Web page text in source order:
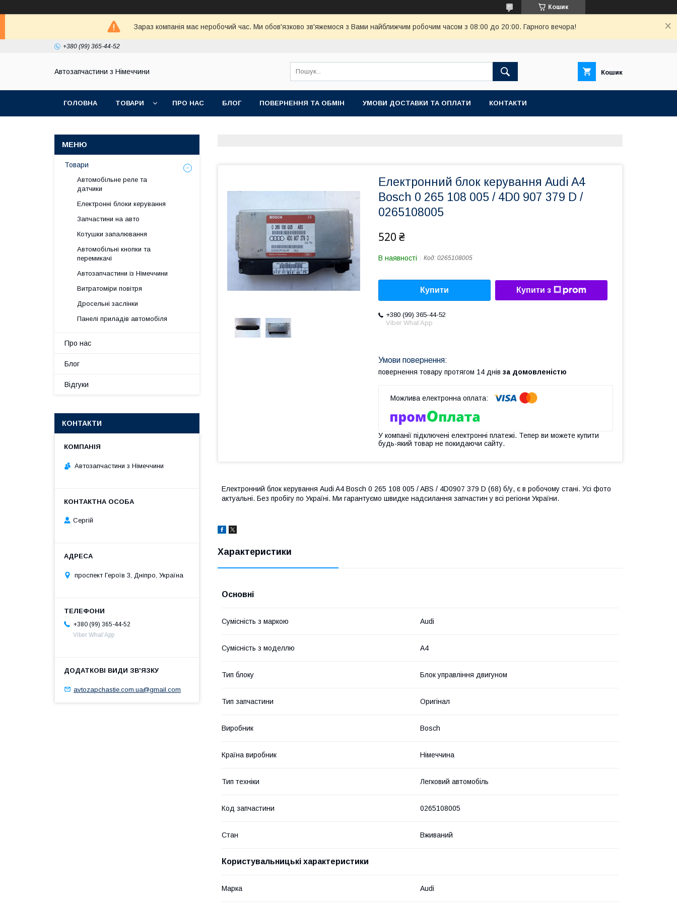
Кошик
Зараз компанія має неробочий час. Ми обов'язково зв'яжемося з Вами найближчим робочим часом з 08:00 до 20:00. Гарного вечора!
+380 (99) 365-44-52
Автозапчастини з Німеччини Кошик
ГОЛОВНА ТОВАРИ ПРО НАС БЛОГ ПОВЕРНЕННЯ ТА ОБМІН УМОВИ ДОСТАВКИ ТА ОПЛАТИ КОНТАКТИ
Електронний блок керування Audi A4
Bosch 0 265 108 005 / 4D0 907 379 D /
0265108005
520 ₴
В наявності Код: 0265108005
Купити Купити з
+380 (99) 365-44-52
Viber What’App
повернення товару протягом 14 днів за домовленістю
У компанії підключені електронні платежі. Тепер ви можете купити
будь-який товар не покидаючи сайту.
Електронний блок керування Audi A4 Bosch 0 265 108 005 / ABS / 4D0907 379 D (68) б/у, є в робочому стані. Усі фото
актуальні. Без пробігу по Україні. Ми гарантуємо швидке надсилання запчастин у всі регіони України.
Характеристики
Основні
Сумісність з маркою Audi
Сумісність з моделлю A4
Тип блоку Блок управління двигуном
Тип запчастини Оригінал
Виробник Bosch
Країна виробник Німеччина
Тип техніки Легковий автомобіль
Код запчастини 0265108005
Стан Вживаний
Користувальницькі характеристики
Марка Audi
Товари
Автомобільне реле та
датчики
Електронні блоки керування
Запчастини на авто
Котушки запалювання
Автомобільні кнопки та
перемикачі
Автозапчастини із Німеччини
Витратоміри повітря
Дросельні заслінки
Панелі приладів автомобіля
Про нас
Блог
Відгуки
КОНТАКТИ
Автозапчастини з Німеччини
Сергій
проспект Героїв 3, Дніпро, Україна
+380 (99) 365-44-52
Viber What’App
avtozapchastie.com.ua@gmail.com